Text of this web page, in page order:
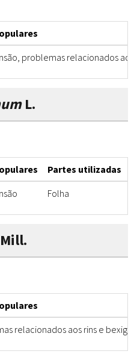
problemas relacionados aos
L.
Partes utilizadas
Folha
relacionados aos rins e bexiga